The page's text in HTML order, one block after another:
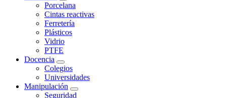
Porcelana
Cintas reactivas
Ferretería
Plásticos
Vidrio
PTFE
Docencia
Colegios
Universidades
Manipulación
Seguridad